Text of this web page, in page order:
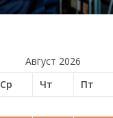
Август 2026
Ср Чт Пт